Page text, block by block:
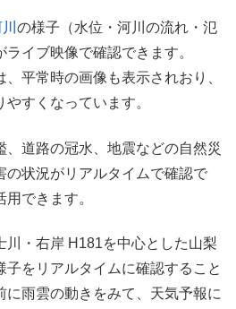
の様子（水位・河川の流れ・氾
イブ映像で確認できます。
平常時の画像も表示されおり、
すくなっています。
、道路の冠水、地震などの自然災
の状況がリアルタイムで確認で
できます。
川・右岸 H181を中心とした山梨
子をリアルタイムに確認すること
に雨雲の動きをみて、天気予報に